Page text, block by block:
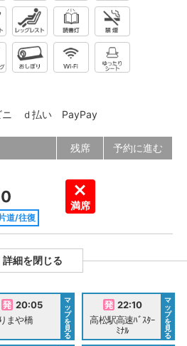
ｄ払い PayPay
残席 予約に進む
道/往復
満席
詳細を閉じる
20:05
まや橋
マ
ッ
プ
を
見
る
22:10
高松駅高速ﾊﾞｽﾀｰ
ﾐﾅﾙ
マ
ッ
プ
を
見
る